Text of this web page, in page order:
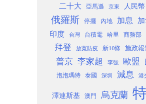
二十大 亞馬遜 京東 人民幣
俄羅斯 停擺 內地 加息
印度
台灣 台積電 哈里 商務部
拜登 放寬防疫 新10條 施政報
普京 李家超 李強 歐盟
泡泡瑪特 泰國 深圳 減息 港
澤連斯基 澳門 烏克蘭